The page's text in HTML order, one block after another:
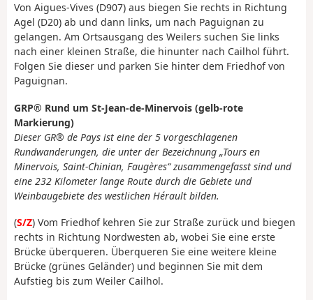
Von Aigues-Vives (D907) aus biegen Sie rechts in Richtung
Agel (D20) ab und dann links, um nach Paguignan zu
gelangen. Am Ortsausgang des Weilers suchen Sie links
nach einer kleinen Straße, die hinunter nach Cailhol führt.
Folgen Sie dieser und parken Sie hinter dem Friedhof von
Paguignan.
GRP® Rund um St-Jean-de-Minervois (gelb-rote
Markierung)
Dieser GR® de Pays ist eine der 5 vorgeschlagenen
Rundwanderungen, die unter der Bezeichnung „Tours en
Minervois, Saint-Chinian, Faugères“zusammengefasst sind und
eine 232 Kilometer lange Route durch die Gebiete und
Weinbaugebiete des westlichen Hérault bilden.
(S/Z) Vom Friedhof kehren Sie zur Straße zurück und biegen
rechts in Richtung Nordwesten ab, wobei Sie eine erste
Brücke überqueren. Überqueren Sie eine weitere kleine
Brücke (grünes Geländer) und beginnen Sie mit dem
Aufstieg bis zum Weiler Cailhol.